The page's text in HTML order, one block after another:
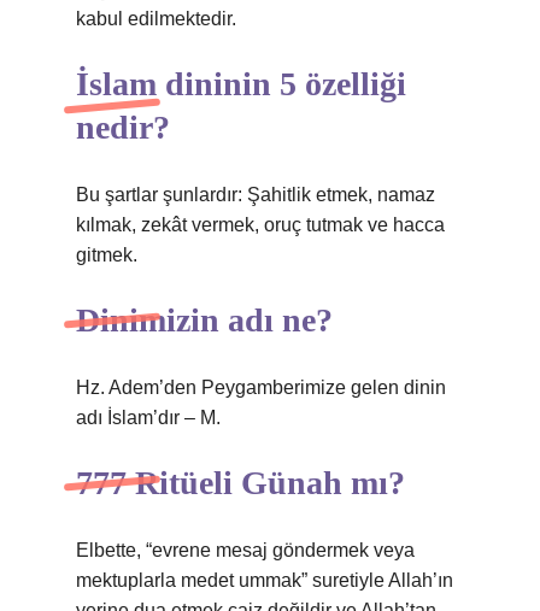
kabul edilmektedir.
İslam dininin 5 özelliği
nedir?
Bu şartlar şunlardır: Şahitlik etmek, namaz
kılmak, zekât vermek, oruç tutmak ve hacca
gitmek.
Dinimizin adı ne?
Hz. Adem’den Peygamberimize gelen dinin
adı İslam’dır – M.
777 Ritüeli Günah mı?
Elbette, “evrene mesaj göndermek veya
mektuplarla medet ummak” suretiyle Allah’ın